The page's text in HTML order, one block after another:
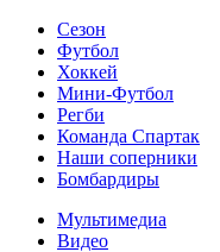
Сезон
Футбол
Хоккей
Мини-Футбол
Регби
Команда Спартак
Наши соперники
Бомбардиры
Мультимедиа
Видео